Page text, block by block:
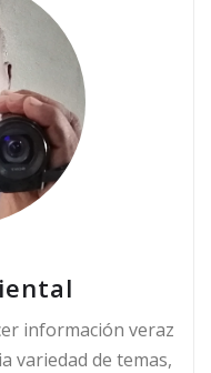
información veraz
variedad de temas,